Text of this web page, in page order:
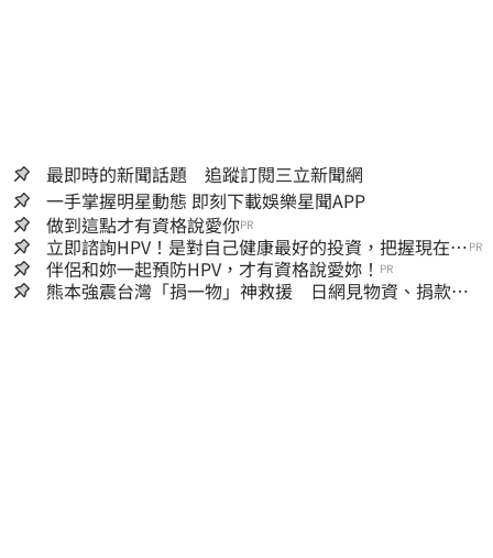
最即時的新聞話題 追蹤訂閱三立新聞網
一手掌握明星動態 即刻下載娛樂星聞APP
做到這點才有資格說愛你PR
立即諮詢HPV！是對自己健康最好的投資，把握現在不
嫌晚！
PR
伴侶和妳一起預防HPV，才有資格說愛妳！ PR
熊本強震台灣「捐一物」神救援 日網見物資、捐款